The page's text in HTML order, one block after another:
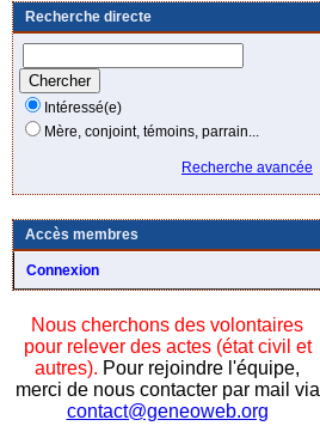
Recherche directe
Intéressé(e)
Mère, conjoint, témoins, parrain...
Recherche avancée
Accès membres
Connexion
Nous cherchons des volontaires
pour relever des actes (état civil et
autres). Pour rejoindre l'équipe,
merci de nous contacter par mail via
contact@geneoweb.org